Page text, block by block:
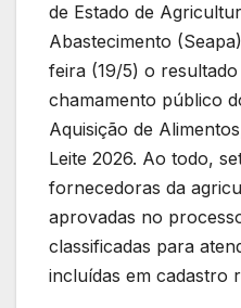
de Estado de
Abastecimento
feira (19/5) o
chamamento público
Aquisição de
Leite 2026. Ao todo,
fornecedoras da
aprovadas no
classificadas para
incluídas em cadastro